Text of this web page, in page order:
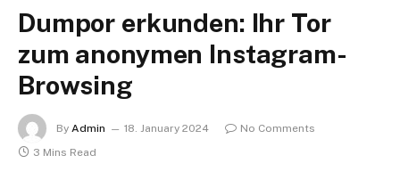
Dumpor erkunden: Ihr Tor
zum anonymen Instagram-
Browsing
By Admin 18. January 2024
No Comments
3 Mins Read